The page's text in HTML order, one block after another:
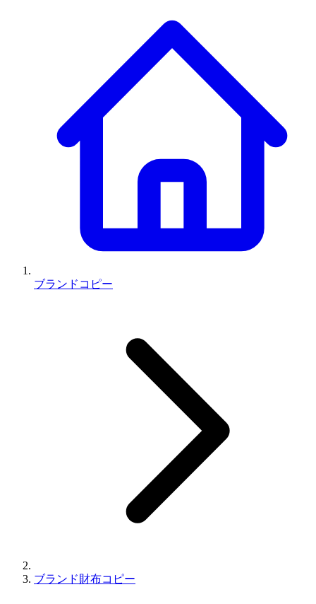
ブランドコピー
ブランド財布コピー